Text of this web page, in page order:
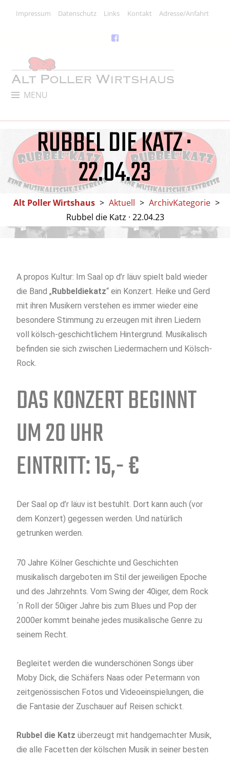
Impressum Datenschutz Links Kontakt Adresse/Anfahrt
ALT POLLER WIRTSHAUS
Kneipe, Restaurant & Kulturlokal
MENU
RUBBEL DIE KATZ ·
22.04.23
Alt Poller Wirtshaus > Aktuell > ArchivKategorie >
Rubbel die Katz · 22.04.23
A propos Kultur: Im Saal op d’r läuv spielt bald wieder
die Band „Rubbeldiekatz“ ein Konzert. Heike und Gerd
mit ihren Musikern verstehen es immer wieder eine
besondere Stimmung zu erzeugen mit ihren Liedern
voll kölsch-geschichtlichem Hintergrund. Musikalisch
befinden sie sich zwischen Liedermachern und Kölsch-
Rock.
DAS KONZERT BEGINNT
UM 20 UHR
EINTRITT: 15,- €
Der Saal op d’r läuv ist bestuhlt. Dort kann auch (vor
dem Konzert) gegessen werden. Und natürlich
getrunken werden.
70 Jahre Kölner Geschichte und Geschichten
musikalisch dargeboten im Stil der jeweiligen Epoche
und des Jahrzehnts. Vom Swing der 40iger, dem Rock
´n Roll der 50iger Jahre bis zum Blues und Pop der
2000er kommt beinahe jedes musikalische Genre zu
seinem Recht.
Begleitet werden die wunderschönen Songs über
Moby Dick, die Schäfers Naas oder Petermann von
zeitgenössischen Fotos und Videoeinspielungen, die
die Fantasie der Zuschauer auf Reisen schickt.
Rubbel die Katz überzeugt mit handgemachter Musik,
die alle Facetten der kölschen Musik in seiner besten